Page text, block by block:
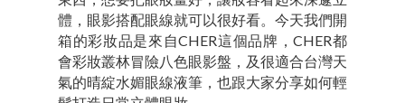
體，眼影搭配眼線就可以很好看。今天我們開
箱的彩妝品是來自CHER這個品牌，CHER都
會彩妝叢林冒險八色眼影盤，及很適合台灣天
氣的晴綻水媚眼線液筆，也跟大家分享如何輕